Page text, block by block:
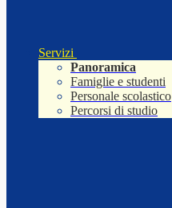
Servizi
Panoramica
Famiglie e studenti
Personale scolastico
Percorsi di studio